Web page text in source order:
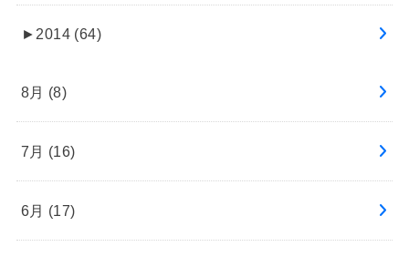
► 2014 (64)
8月 (8)
7月 (16)
6月 (17)